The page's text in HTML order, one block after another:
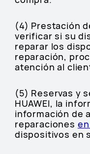
(4) Prestación
verificar si su
reparar los
reparación,
atención al
(5) Reservas y
HUAWEI, la
información de
reparaciones
dispositivos en